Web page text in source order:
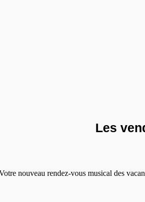
Les
nouveau rendez-vous musical des